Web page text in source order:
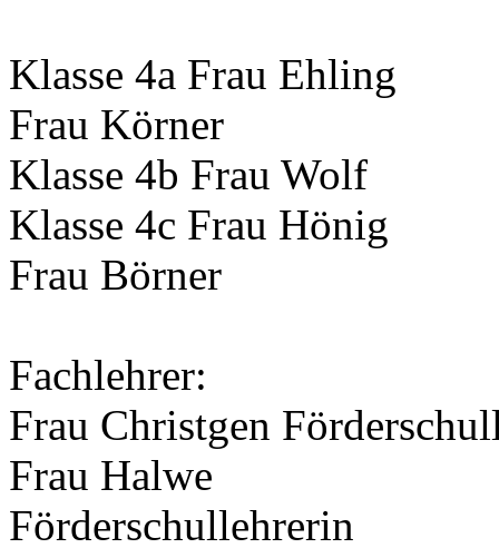
Klasse 4a Frau Ehling
Frau Körner
Klasse 4b Frau Wolf
Klasse 4c Frau Hönig
Frau Börner
Fachlehrer:
Frau Christgen
Frau Halwe
Förderschullehrerin